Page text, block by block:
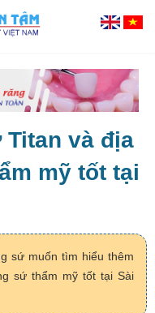
và địa
mỹ tốt tại
sứ muốn tìm hiểu thêm
sứ thẩm mỹ tốt tại Sài